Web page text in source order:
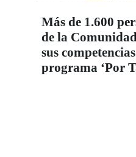
Más de 1.600
de la
sus
programa ‘Por